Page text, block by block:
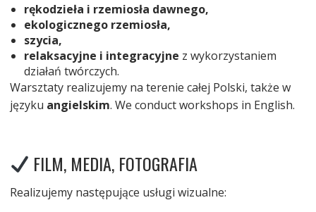
rękodzieła i rzemiosła dawnego,
ekologicznego rzemiosła,
szycia,
relaksacyjne i integracyjne z wykorzystaniem
działań twórczych.
Warsztaty realizujemy na terenie całej Polski, także w
języku angielskim. We conduct workshops in English.
FILM, MEDIA, FOTOGRAFIA
Realizujemy następujące usługi wizualne: